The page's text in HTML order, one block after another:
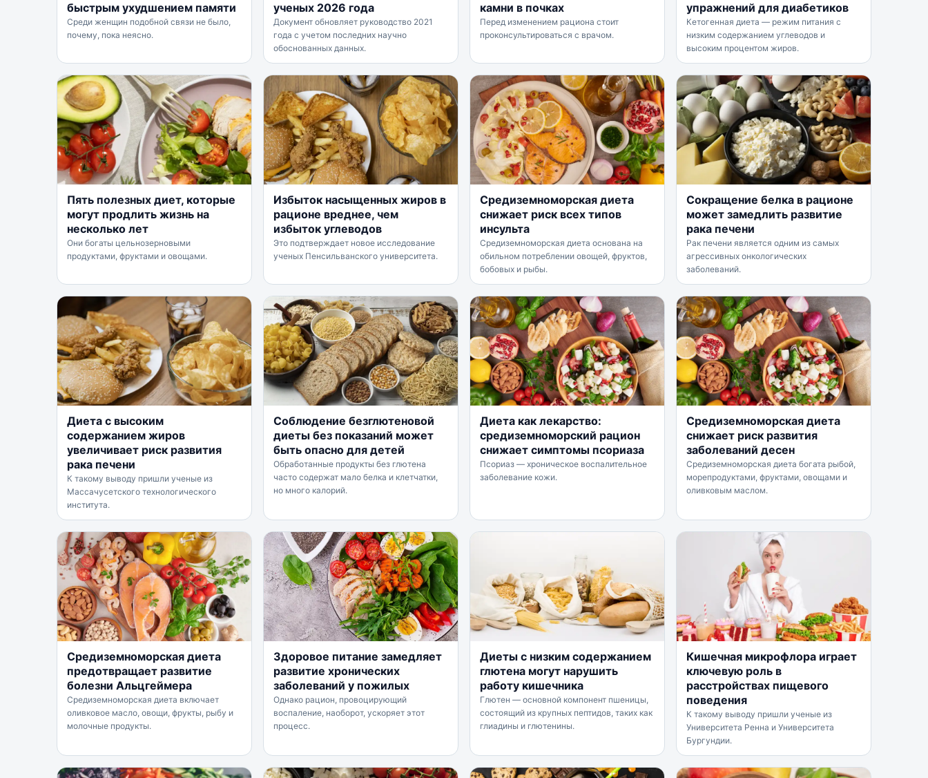
быстрым ухудшением памяти
Среди женщин подобной связи не было,
почему, пока неясно.
ученых 2026 года
Документ обновляет руководство 2021
года с учетом последних научно
обоснованных данных.
камни в почках
Перед изменением рациона стоит
проконсультироваться с врачом.
упражнений для диабетиков
Кетогенная диета — режим питания с
низким содержанием углеводов и
высоким процентом жиров.
Пять полезных диет, которые
могут продлить жизнь на
несколько лет
Они богаты цельнозерновыми
продуктами, фруктами и овощами.
Избыток насыщенных жиров в
рационе вреднее, чем
избыток углеводов
Это подтверждает новое исследование
ученых Пенсильванского университета.
Средиземноморская диета
снижает риск всех типов
инсульта
Средиземноморская диета основана на
обильном потреблении овощей, фруктов,
бобовых и рыбы.
Сокращение белка в рационе
может замедлить развитие
рака печени
Рак печени является одним из самых
агрессивных онкологических
заболеваний.
Диета с высоким
содержанием жиров
увеличивает риск развития
рака печени
К такому выводу пришли ученые из
Массачусетского технологического
института.
Соблюдение безглютеновой
диеты без показаний может
быть опасно для детей
Обработанные продукты без глютена
часто содержат мало белка и клетчатки,
но много калорий.
Диета как лекарство:
средиземноморский рацион
снижает симптомы псориаза
Псориаз — хроническое воспалительное
заболевание кожи.
Средиземноморская диета
снижает риск развития
заболеваний десен
Средиземноморская диета богата рыбой,
морепродуктами, фруктами, овощами и
оливковым маслом.
Средиземноморская диета
предотвращает развитие
болезни Альцгеймера
Средиземноморская диета включает
оливковое масло, овощи, фрукты, рыбу и
молочные продукты.
Здоровое питание замедляет
развитие хронических
заболеваний у пожилых
Однако рацион, провоцирующий
воспаление, наоборот, ускоряет этот
процесс.
Диеты с низким содержанием
глютена могут нарушить
работу кишечника
Глютен — основной компонент пшеницы,
состоящий из крупных пептидов, таких как
глиадины и глютенины.
Кишечная микрофлора играет
ключевую роль в
расстройствах пищевого
поведения
К такому выводу пришли ученые из
Университета Ренна и Университета
Бургундии.